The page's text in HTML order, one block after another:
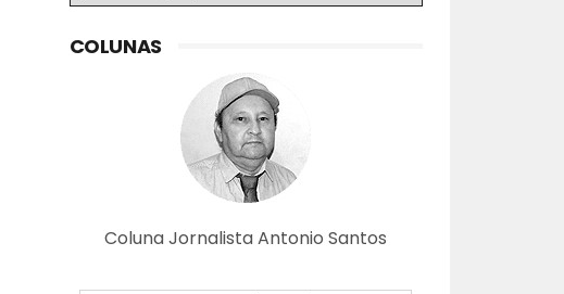
COLUNAS
Coluna Jornalista Antonio Santos